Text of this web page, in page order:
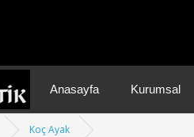
Anasayfa Kurumsal
Koç Ayak